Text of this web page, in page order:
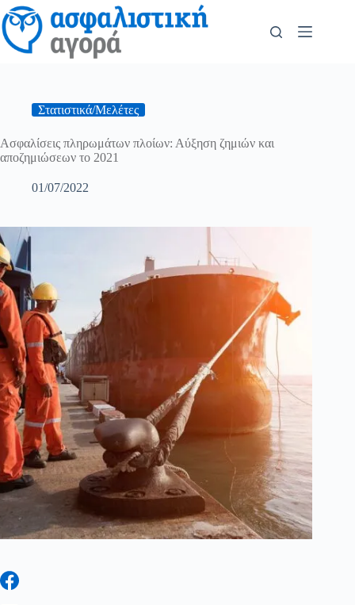
Στατιστικά/Μελέτες
Ασφαλίσεις πληρωμάτων πλοίων: Αύξηση ζημιών και
αποζημιώσεων το 2021
01/07/2022